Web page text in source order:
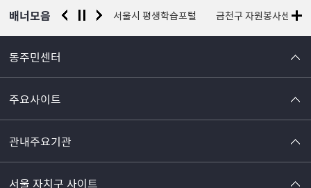
배너모음
경찰청 유실물 통합포털 서울시 평생학습포털 금천구 자원봉사센터
동주민센터
주요사이트
관내주요기관
서울 자치구 사이트